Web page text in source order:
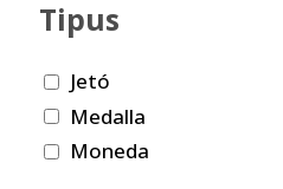
Tipus
Jetó
Medalla
Moneda